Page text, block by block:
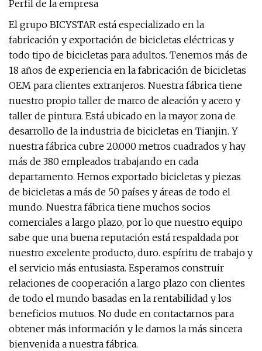
Perfil de la empresa
El grupo BICYSTAR está especializado en la
fabricación y exportación de bicicletas eléctricas y
todo tipo de bicicletas para adultos. Tenemos más de
18 años de experiencia en la fabricación de bicicletas
OEM para clientes extranjeros. Nuestra fábrica tiene
nuestro propio taller de marco de aleación y acero y
taller de pintura. Está ubicado en la mayor zona de
desarrollo de la industria de bicicletas en Tianjin. Y
nuestra fábrica cubre 20.000 metros cuadrados y hay
más de 380 empleados trabajando en cada
departamento. Hemos exportado bicicletas y piezas
de bicicletas a más de 50 países y áreas de todo el
mundo. Nuestra fábrica tiene muchos socios
comerciales a largo plazo, por lo que nuestro equipo
sabe que una buena reputación está respaldada por
nuestro excelente producto, duro. espíritu de trabajo y
el servicio más entusiasta. Esperamos construir
relaciones de cooperación a largo plazo con clientes
de todo el mundo basadas en la rentabilidad y los
beneficios mutuos. No dude en contactarnos para
obtener más información y le damos la más sincera
bienvenida a nuestra fábrica.